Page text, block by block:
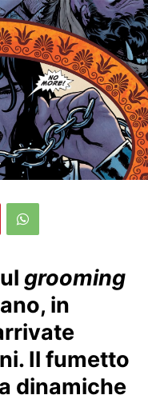
grooming
in
Il fumetto
dinamiche